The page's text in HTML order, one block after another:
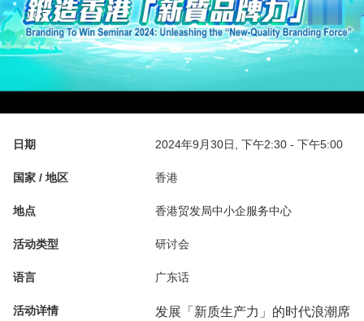
玩具及游戏
钟表
日期 2024年9月30日, 下午2:30 - 下午5:00
国家 / 地区 香港
地点 香港贸发局中小企服务中心
活动类型 研讨会
语言 广东话
活动详情
发展「新质生产力」的时代浪潮席